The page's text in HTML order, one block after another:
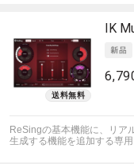
IK
ReSingの基本機能に、リア
生成する機能を追加する専用